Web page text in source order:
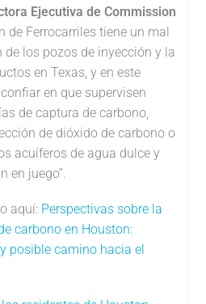
Ejecutiva de Commission
de Ferrocarriles tiene un mal
los pozos de inyección y la
en Texas, y en este
en que supervisen
de captura de carbono,
de dióxido de carbono o
acuíferos de agua dulce y
en juego”.
aquí: Perspectivas sobre la
carbono en Houston:
posible camino hacia el